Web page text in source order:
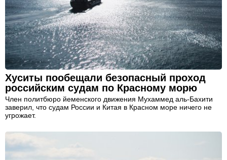
Хуситы пообещали безопасный проход
российским судам по Красному морю
Член политбюро йеменского движения Мухаммед аль-Бахити
заверил, что судам России и Китая в Красном море ничего не
угрожает.